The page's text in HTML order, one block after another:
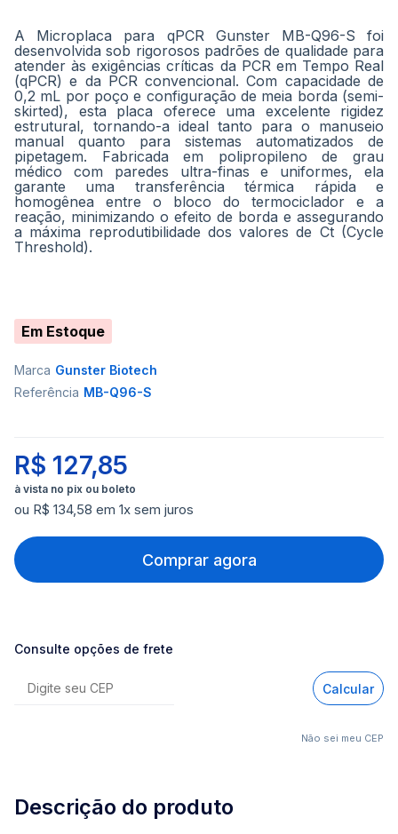
A Microplaca para qPCR Gunster MB-Q96-S foi
desenvolvida sob rigorosos padrões de qualidade para
atender às exigências críticas da PCR em Tempo Real
(qPCR) e da PCR convencional. Com capacidade de
0,2 mL por poço e configuração de meia borda (semi-
skirted), esta placa oferece uma excelente rigidez
estrutural, tornando-a ideal tanto para o manuseio
manual quanto para sistemas automatizados de
pipetagem. Fabricada em polipropileno de grau
médico com paredes ultra-finas e uniformes, ela
garante uma transferência térmica rápida e
homogênea entre o bloco do termociclador e a
reação, minimizando o efeito de borda e assegurando
a máxima reprodutibilidade dos valores de Ct (Cycle
Threshold).
Em Estoque
Marca Gunster Biotech
Referência MB-Q96-S
R$ 127,85
ou R$ 134,58 em 1x sem juros
Comprar agora
Consulte opções de frete
Calcular
Não sei meu CEP
Descrição do produto